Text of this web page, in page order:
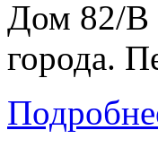
Дом 82/В
города.